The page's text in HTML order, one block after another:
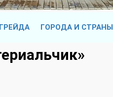
ГОРОДА И СТРАНЫ